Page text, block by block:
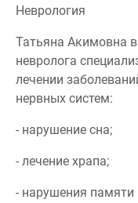
Неврология
Татьяна Акимовна в
невролога
лечении
нервных систем:
- нарушение сна;
- лечение храпа;
- нарушения памяти